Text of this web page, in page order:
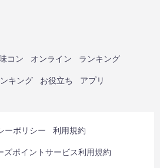
コン オンライン ランキング
キング お役立ち アプリ
ーポリシー 利用規約
ズポイントサービス利用規約